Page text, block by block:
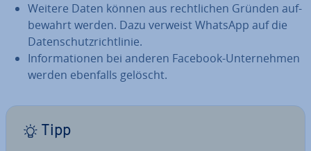
Weitere Daten können aus recht­li­chen Gründen auf­
be­wahrt werden. Dazu verweist WhatsApp auf die
Da­ten­schutz­richt­li­nie.
In­for­ma­tio­nen bei anderen Facebook-Un­ter­neh­men
werden ebenfalls gelöscht.
Tipp